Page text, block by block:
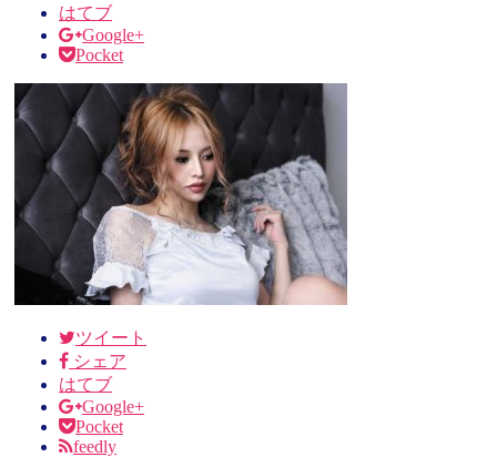
はてブ
Google+
Pocket
ツイート
シェア
はてブ
Google+
Pocket
feedly